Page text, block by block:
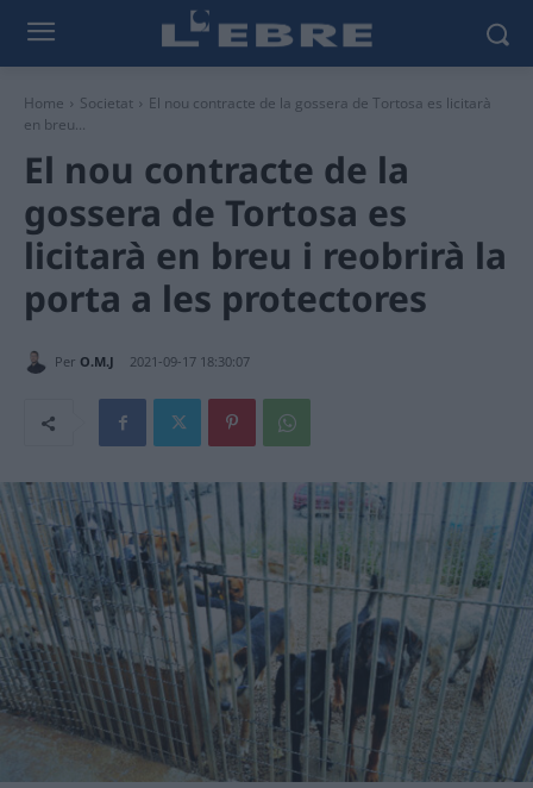
Home Societat
El nou contracte de la gossera de Tortosa es licitarà
en breu...
El nou contracte de la
gossera de Tortosa es
licitarà en breu i reobrirà la
porta a les protectores
Per O.M.J 2021-09-17 18:30:07